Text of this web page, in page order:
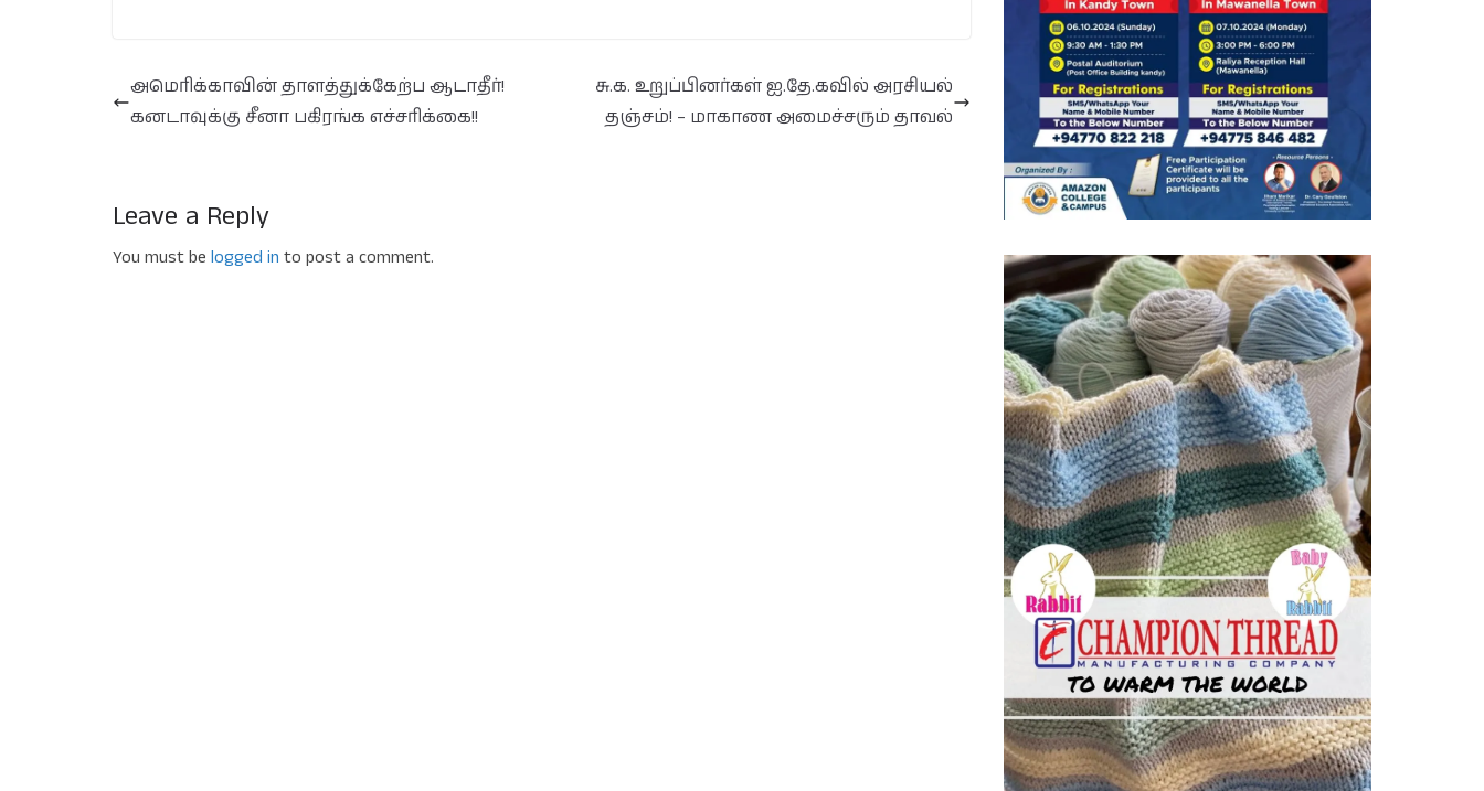
அமெரிக்காவின் தாளத்துக்கேற்ப ஆடாதீர்!
கனடாவுக்கு சீனா பகிரங்க எச்சரிக்கை!!
சு.க. உறுப்பினர்கள் ஐ.தே.கவில் அரசியல்
தஞ்சம்! – மாகாண அமைச்சரும் தாவல்
Leave a Reply
You must be logged in to post a comment.